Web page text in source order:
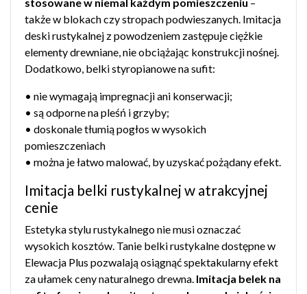
także w blokach czy stropach podwieszanych. Imitacja
deski rustykalnej z powodzeniem zastępuje ciężkie
elementy drewniane, nie obciążając konstrukcji nośnej.
Dodatkowo, belki styropianowe na sufit:
• nie wymagają impregnacji ani konserwacji;
• są odporne na pleśń i grzyby;
• doskonale tłumią pogłos w wysokich
pomieszczeniach
• można je łatwo malować, by uzyskać pożądany efekt.
Imitacja belki rustykalnej w atrakcyjnej
cenie
Estetyka stylu rustykalnego nie musi oznaczać
wysokich kosztów. Tanie belki rustykalne dostępne w
Elewacja Plus pozwalają osiągnąć spektakularny efekt
za ułamek ceny naturalnego drewna. Imitacja belek na